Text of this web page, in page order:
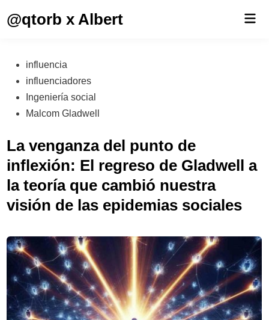
@qtorb x Albert
Publicado
en
influencia
influenciadores
Ingeniería social
Malcom Gladwell
La venganza del punto de
inflexión: El regreso de Gladwell a
la teoría que cambió nuestra
visión de las epidemias sociales